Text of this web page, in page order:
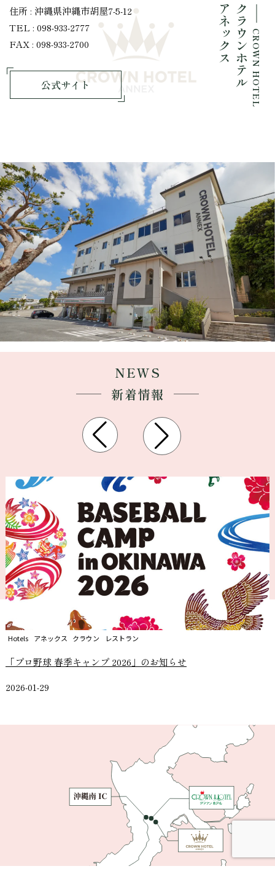
CROWN HOTEL
クラウンホテル
アネックス
住所 : 沖縄県沖縄市胡屋7-5-12
TEL : 098-933-2777
FAX : 098-933-2700
公式サイト
NEWS
新着情報
Hotels アネックス クラウン レストラン
「プロ野球 春季キャンプ 2026」のお知らせ
2026-01-29